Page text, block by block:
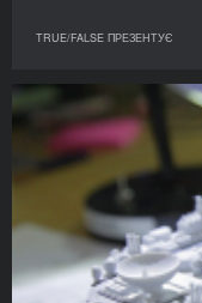
TRUE/FALSE ПРЕЗЕНТУЄ